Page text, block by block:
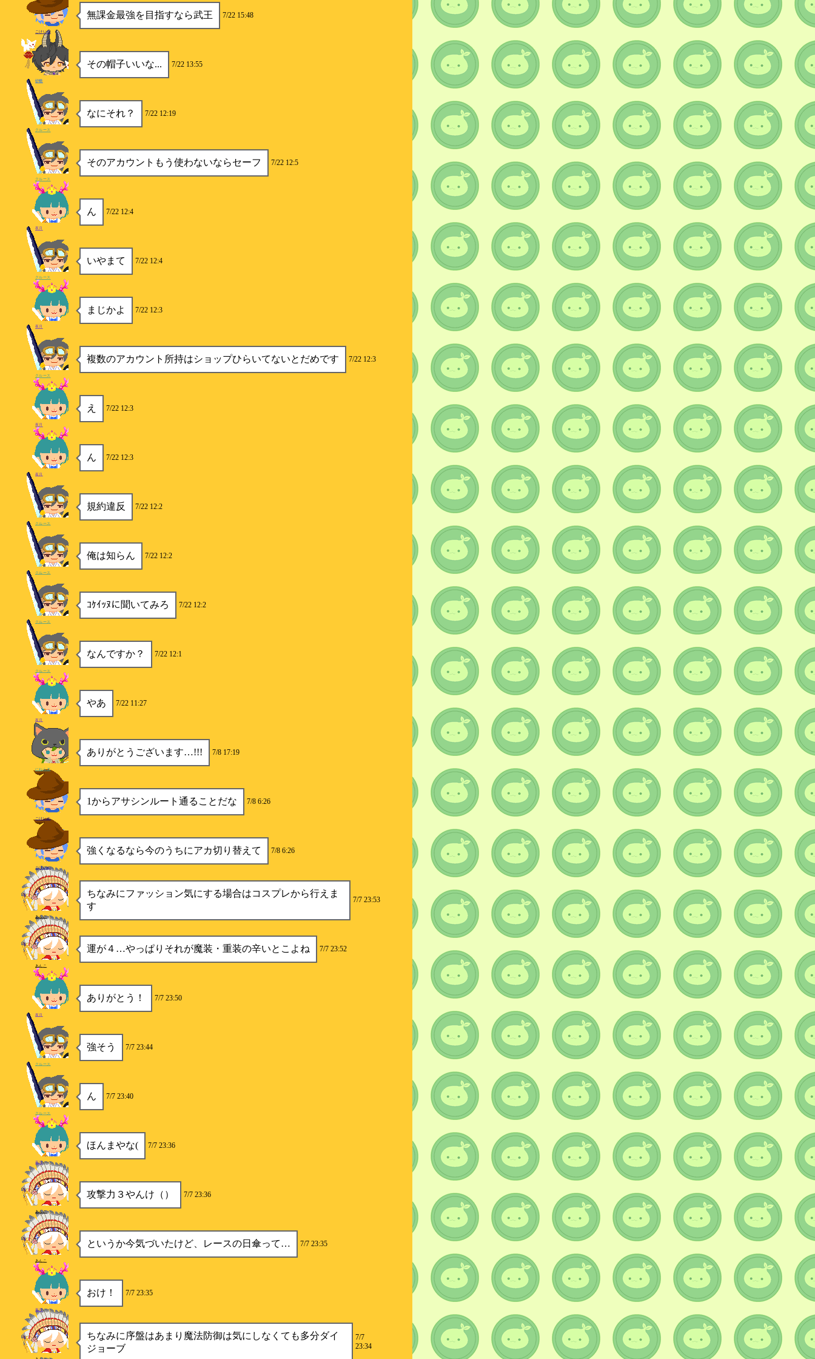
無課金最強を目指すなら武王 7/22 15:48
こけいぬ
その帽子いいな... 7/22 13:55
砂糖
なにそれ？ 7/22 12:19
クルース
そのアカウントもう使わないならセーフ 7/22 12:5
クルース
ん 7/22 12:4
夜月
いやまて 7/22 12:4
クルース
まじかよ 7/22 12:3
夜月
複数のアカウント所持はショップひらいてないとだめです 7/22 12:3
クルース
え 7/22 12:3
夜月
ん 7/22 12:3
夜月
規約違反 7/22 12:2
クルース
俺は知らん 7/22 12:2
クルース
ｺｹｲｯﾇに聞いてみろ 7/22 12:2
クルース
なんですか？ 7/22 12:1
クルース
やあ 7/22 11:27
夜月
ありがとうございます…!!! 7/8 17:19
にねらぎ
1からアサシンルート通ることだな 7/8 6:26
こけいぬ
強くなるなら今のうちにアカ切り替えて 7/8 6:26
こけいぬ
ちなみにファッション気にする場合はコスプレから行えま
す
7/7 23:53
あんこ
運が４…やっぱりそれが魔装・重装の辛いとこよね 7/7 23:52
あんこ
ありがとう！ 7/7 23:50
夜月
強そう 7/7 23:44
クルース
ん 7/7 23:40
クルース
ほんまやな( 7/7 23:36
夜月
攻撃力３やんけ（） 7/7 23:36
あんこ
というか今気づいたけど、レースの日傘って… 7/7 23:35
あんこ
おけ！ 7/7 23:35
夜月
ちなみに序盤はあまり魔法防御は気にしなくても多分ダイ
ジョーブ
7/7
23:34